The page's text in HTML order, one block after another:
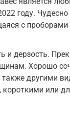
году.
с проборами
и дерзость.
Хорошо
другими
или